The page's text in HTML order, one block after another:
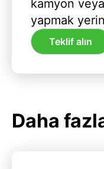
kamyon
yapmak
Teklif alın
Daha